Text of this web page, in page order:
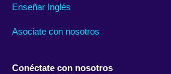
Enseñar Inglés
Asociate con nosotros
Conéctate con nosotros